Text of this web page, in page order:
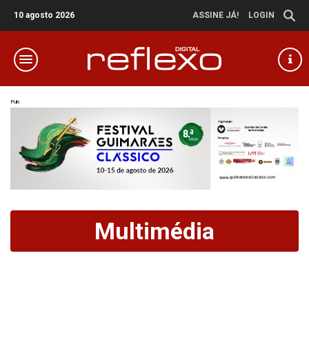
10 agosto 2026 ASSINE JÁ! LOGIN
Pub
Multimédia